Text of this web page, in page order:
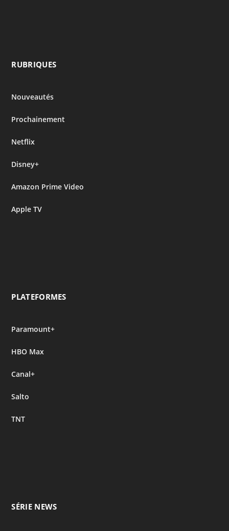
RUBRIQUES
Nouveautés
Prochainement
Netflix
Disney+
Amazon Prime Video
Apple TV
PLATEFORMES
Paramount+
HBO Max
Canal+
Salto
TNT
SÉRIE NEWS